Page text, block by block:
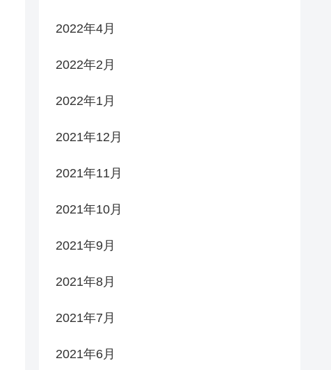
2022年4月
2022年2月
2022年1月
2021年12月
2021年11月
2021年10月
2021年9月
2021年8月
2021年7月
2021年6月